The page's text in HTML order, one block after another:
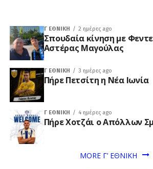
Γ ΕΘΝΙΚΉ 2 ημέρες ago
Σπουδαία κίνηση με
Αστέρας Μαγούλας
Γ ΕΘΝΙΚΉ 3 ημέρες ago
Πήρε Πετσίτη η Νέα Ιωνία
Γ ΕΘΝΙΚΉ 4 ημέρες ago
Πήρε Χοτζάι ο Απόλλων
MORE Γ’ ΕΘΝΙΚΗ